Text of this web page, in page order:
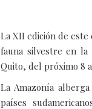
La XII edición de
fauna silvestre en la
Quito, del próximo 8
La Amazonía
países